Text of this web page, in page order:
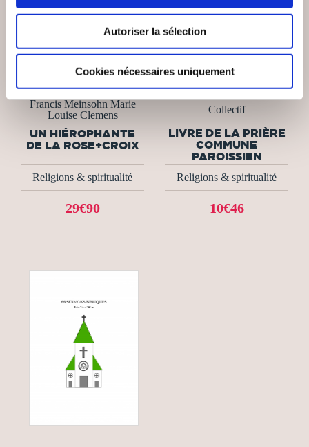
Autoriser la sélection
Cookies nécessaires uniquement
(0 avis)
Francis Meinsohn Marie
Louise Clemens
UN HIÉROPHANTE
DE LA ROSE+CROIX
Religions & spiritualité
29€90
(0 avis)
Collectif
LIVRE DE LA PRIÈRE
COMMUNE
PAROISSIEN
Religions & spiritualité
10€46